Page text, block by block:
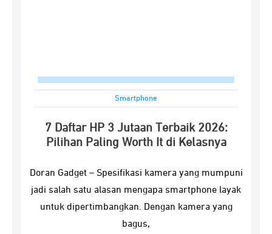
Smartphone
7 Daftar HP 3 Jutaan Terbaik 2026:
Pilihan Paling Worth It di Kelasnya
Doran Gadget – Spesifikasi kamera yang mumpuni
jadi salah satu alasan mengapa smartphone layak
untuk dipertimbangkan. Dengan kamera yang
bagus,